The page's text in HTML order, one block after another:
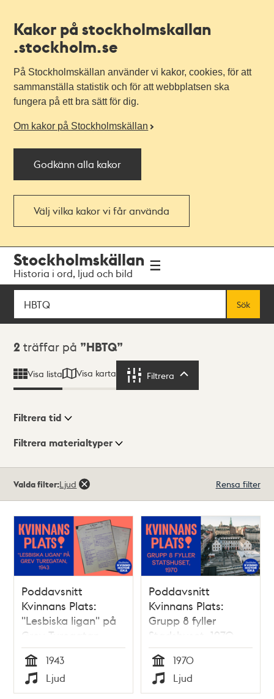
Kakor på stockholmskallan
.stockholm.se
På Stockholmskällan använder vi kakor, cookies, för att
sammanställa statistik och för att webbplatsen ska
fungera på ett bra sätt för dig.
Om kakor på Stockholmskällan
Godkänn alla kakor
Välj vilka kakor vi får använda
navigationen
huvudinnehållet
Stockholmskällan
Historia i ord, ljud och bild
Sök
Sök
Sökresultat
2 träffar på HBTQ
Visa lista Visa karta Filtrera
Visningsläge
Filtrera tid
Filtrera materialtyper
träffar
Valda filter:Ljud Rensa filter
Poddavsnitt
Kvinnans Plats:
"Lesbiska ligan" på
Grev Turegatan,
1943
Tid
1943
Typ
Ljud
Poddavsnitt
Kvinnans Plats:
Grupp 8 fyller
Stadshuset, 1970
Tid
1970
Typ
Ljud